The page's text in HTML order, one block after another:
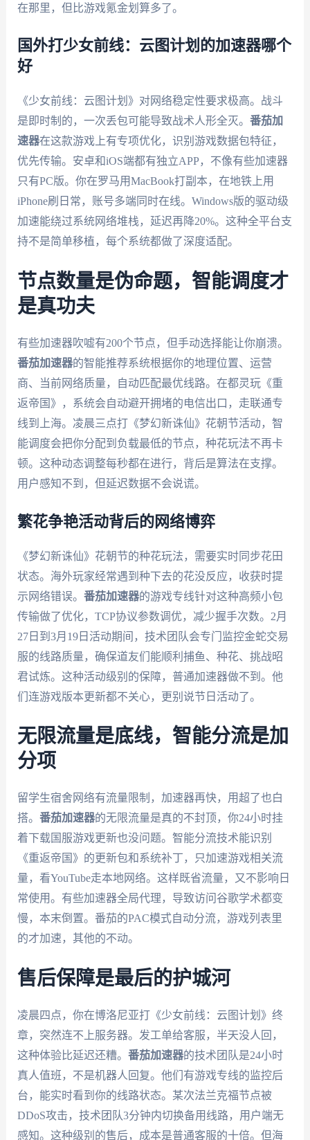
在那里，但比游戏氪金划算多了。
国外打少女前线：云图计划的加速器哪个
好
《少女前线：云图计划》对网络稳定性要求极高。战斗
是即时制的，一次丢包可能导致战术人形全灭。 番茄加
速器在这款游戏上有专项优化，识别游戏数据包特征，
优先传输。安卓和iOS端都有独立APP，不像有些加速器
只有PC版。你在罗马用MacBook打副本，在地铁上用
iPhone刷日常，账号多端同时在线。Windows版的驱动级
加速能绕过系统网络堆栈，延迟再降20%。这种全平台支
持不是简单移植，每个系统都做了深度适配。
节点数量是伪命题，智能调度才
是真功夫
有些加速器吹嘘有200个节点，但手动选择能让你崩溃。
番茄加速器的智能推荐系统根据你的地理位置、运营
商、当前网络质量，自动匹配最优线路。在都灵玩《重
返帝国》，系统会自动避开拥堵的电信出口，走联通专
线到上海。凌晨三点打《梦幻新诛仙》花朝节活动，智
能调度会把你分配到负载最低的节点，种花玩法不再卡
顿。这种动态调整每秒都在进行，背后是算法在支撑。
用户感知不到，但延迟数据不会说谎。
繁花争艳活动背后的网络博弈
《梦幻新诛仙》花朝节的种花玩法，需要实时同步花田
状态。海外玩家经常遇到种下去的花没反应，收获时提
示网络错误。 番茄加速器的游戏专线针对这种高频小包
传输做了优化，TCP协议参数调优，减少握手次数。2月
27日到3月19日活动期间，技术团队会专门监控金蛇交易
服的线路质量，确保道友们能顺利捕鱼、种花、挑战昭
君试炼。这种活动级别的保障，普通加速器做不到。他
们连游戏版本更新都不关心，更别说节日活动了。
无限流量是底线，智能分流是加
分项
留学生宿舍网络有流量限制，加速器再快，用超了也白
搭。 番茄加速器的无限流量是真的不封顶，你24小时挂
着下载国服游戏更新也没问题。智能分流技术能识别
《重返帝国》的更新包和系统补丁，只加速游戏相关流
量，看YouTube走本地网络。这样既省流量，又不影响日
常使用。有些加速器全局代理，导致访问谷歌学术都变
慢，本末倒置。番茄的PAC模式自动分流，游戏列表里
的才加速，其他的不动。
售后保障是最后的护城河
凌晨四点，你在博洛尼亚打《少女前线：云图计划》终
章，突然连不上服务器。发工单给客服，半天没人回，
这种体验比延迟还糟。 番茄加速器的技术团队是24小时
真人值班，不是机器人回复。他们有游戏专线的监控后
台，能实时看到你的线路状态。某次法兰克福节点被
DDoS攻击，技术团队3分钟内切换备用线路，用户端无
感知。这种级别的售后，成本是普通客服的十倍。但海